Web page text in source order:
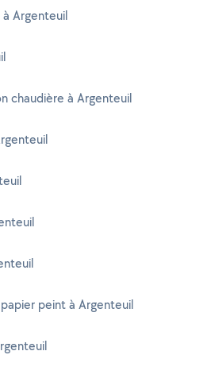
à Argenteuil
chaudière à Argenteuil
peint à Argenteuil